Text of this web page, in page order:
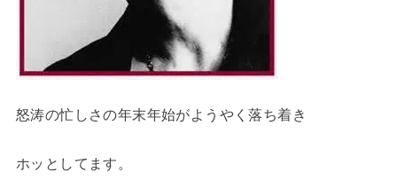
怒涛の忙しさの年末年始がようやく落ち着き
ホッとしてます。